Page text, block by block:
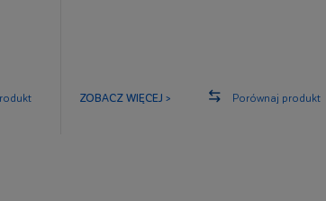
ZOBACZ WIĘCEJ > Porównaj produkt